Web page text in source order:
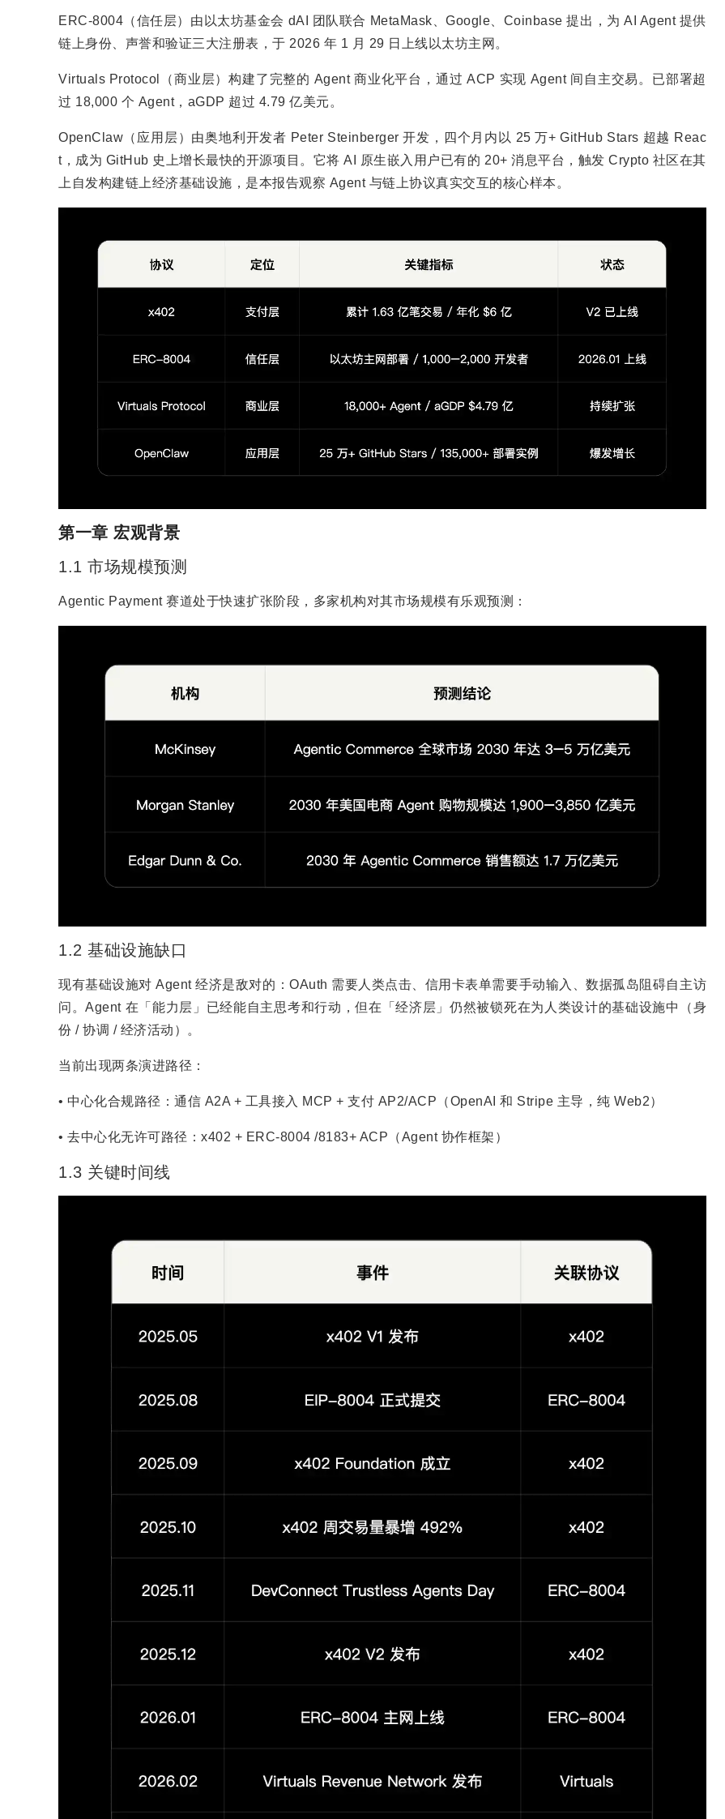
ERC-8004（信任层）由以太坊基金会 dAI 团队联合 MetaMask、Google、Coinbase 提出，为 AI Agent 提供
链上身份、声誉和验证三大注册表，于 2026 年 1 月 29 日上线以太坊主网。
Virtuals Protocol（商业层）构建了完整的 Agent 商业化平台，通过 ACP 实现 Agent 间自主交易。已部署超
过 18,000 个 Agent，aGDP 超过 4.79 亿美元。
OpenClaw（应用层）由奥地利开发者 Peter Steinberger 开发，四个月内以 25 万+ GitHub Stars 超越 Reac
t，成为 GitHub 史上增长最快的开源项目。它将 AI 原生嵌入用户已有的 20+ 消息平台，触发 Crypto 社区在其
上自发构建链上经济基础设施，是本报告观察 Agent 与链上协议真实交互的核心样本。
第一章 宏观背景
1.1 市场规模预测
Agentic Payment 赛道处于快速扩张阶段，多家机构对其市场规模有乐观预测：
1.2 基础设施缺口
现有基础设施对 Agent 经济是敌对的：OAuth 需要人类点击、信用卡表单需要手动输入、数据孤岛阻碍自主访
问。Agent 在「能力层」已经能自主思考和行动，但在「经济层」仍然被锁死在为人类设计的基础设施中（身
份 / 协调 / 经济活动）。
当前出现两条演进路径：
• 中心化合规路径：通信 A2A + 工具接入 MCP + 支付 AP2/ACP（OpenAI 和 Stripe 主导，纯 Web2）
• 去中心化无许可路径：x402 + ERC-8004 /8183+ ACP（Agent 协作框架）
1.3 关键时间线